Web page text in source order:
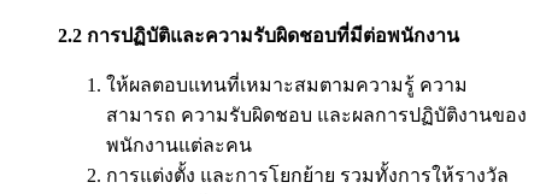
2.2 การปฏิบัติและความรับผิดชอบที่มีต่อพนักงาน
ให้ผลตอบแทนที่เหมาะสมตามความรู้ ความ
สามารถ ความรับผิดชอบ และผลการปฏิบัติงานของ
พนักงานแต่ละคน
การแต่งตั้ง และการโยกย้าย รวมทั้งการให้รางวัล